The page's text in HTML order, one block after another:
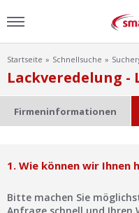
Home
Ratgeber
FAQ
Startseite Schnellsuche
Lackveredelung -
Firmeninformationen
1. Wie können wir Ihnen
Bitte machen Sie